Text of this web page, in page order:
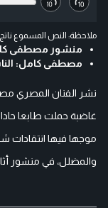
ملاحظة: النص المسموع
منشور مصطفى
مصطفى كامل:
نشر الفنان المصري
غاضبة حملت طابعا
موجها فيها
والمضلل، في منشور